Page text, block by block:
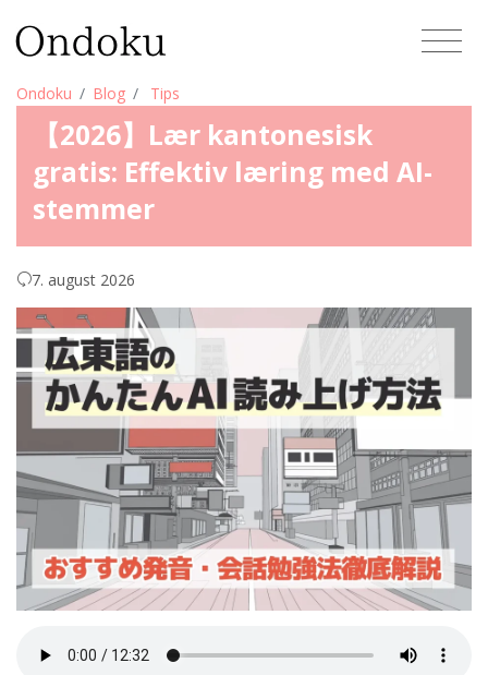
Ondoku Blog Tips
【2026】Lær kantonesisk
gratis: Effektiv læring med AI-
stemmer
7. august 2026